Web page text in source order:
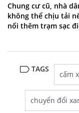
Chung cư cũ, nhà
không thể chịu tải
nối thêm trạm sạc
TAGS
cấm
chuyển đổi